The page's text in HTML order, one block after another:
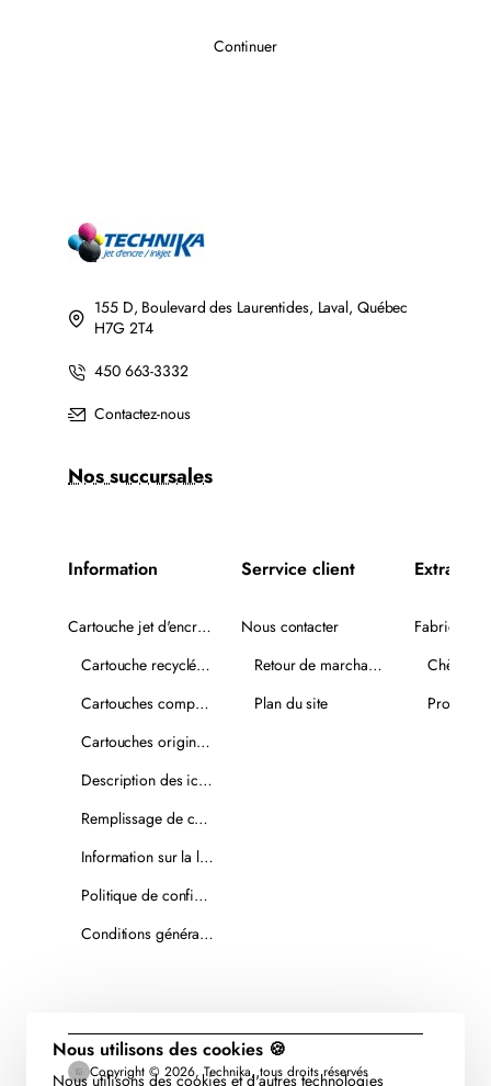
Nous utilisons des cookies 🍪
Nous utilisons des cookies et d'autres technologies
Continuer
155 D, Boulevard des Laurentides, Laval, Québec
H7G 2T4
450 663-3332
Contactez-nous
Nos succursales
Information
Cartouche jet d'encre recyclée
Cartouche recyclée PLUS
Cartouches compatibles
Cartouches originales
Description des icônes
Remplissage de cartouches
Information sur la livraison
Politique de confidentialité
Conditions générales de vente
Serrvice client
Nous contacter
Retour de marchandise
Plan du site
Extra
Fabricants
Copyright © 2026, Technika, tous droits réservés